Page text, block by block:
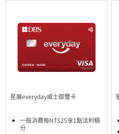
星展everyday威士御璽卡
一般消費每NT$25享1點活利積
分